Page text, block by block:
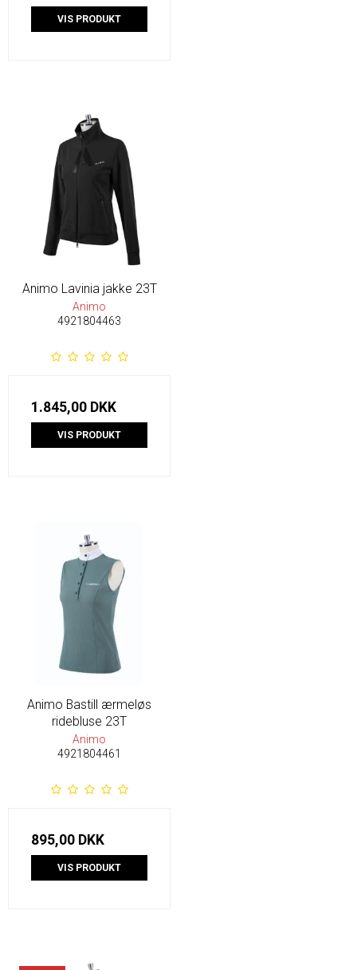
VIS PRODUKT
Animo Lavinia jakke 23T
Animo
4921804463
1.845,00 DKK
VIS PRODUKT
Animo Bastill ærmeløs
ridebluse 23T
Animo
4921804461
895,00 DKK
VIS PRODUKT